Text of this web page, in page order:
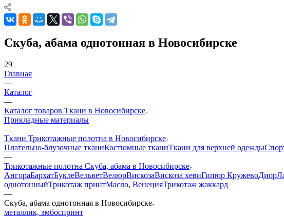
Скуба, абама однотонная в Новосибирске
29
Главная
—
Каталог
—
Каталог товаров Ткани в Новосибирске
Прикладные материалы
—
Ткани Трикотажные полотна в Новосибирске
Плательно-блузочные тканиКостюмные тканиТкани для верхней одежды
—
Трикотажные полотна Скуба, абама в Новосибирске
АнгораБархатБуклеВельветВелюрВискозаВискоза хевиГипюр КружевоДиор
однотонныйТрикотаж принтМасло, ВенецияТрикотаж жаккард
—
Скуба, абама однотонная в Новосибирске
металлик, эмбоспринт